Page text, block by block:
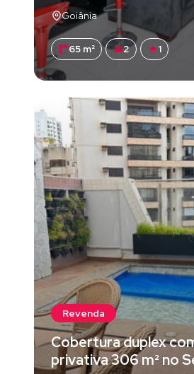
Goiânia
65 m² 2 1
Revenda
Cobertura duplex
privativa 306 m² no